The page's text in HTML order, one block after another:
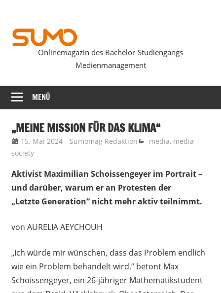
springen
SUMOmag
Onlinemagazin des Bachelor-Studiengangs
Medienmanagement
MENÜ
„MEINE MISSION FÜR DAS KLIMA“
15. Mai 2024 Sumomag Redaktion media, media
society
Aktivist Maximilian Schoissengeyer im Portrait –
und darüber, warum er an Protesten der
„Letzte Generation“ nicht mehr aktiv teilnimmt.
von AURELIA AEYCHOUH
„Ich würde mir wünschen, dass das Problem endlich
wie ein Problem behandelt wird,“ betont Max
Schoissengeyer, ein 26-jähriger Mathematikstudent